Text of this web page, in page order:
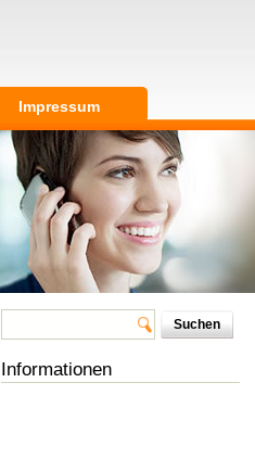
Impressum
Informationen